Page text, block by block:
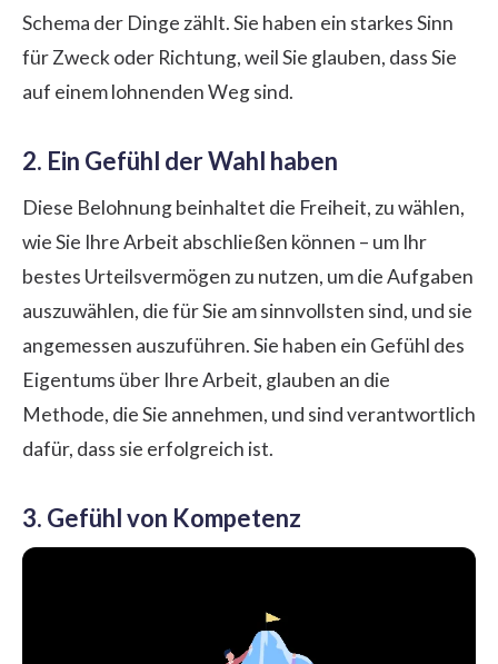
Schema der Dinge zählt. Sie haben ein starkes Sinn
für Zweck oder Richtung, weil Sie glauben, dass Sie
auf einem lohnenden Weg sind.
2. Ein Gefühl der Wahl haben
Diese Belohnung beinhaltet die Freiheit, zu wählen,
wie Sie Ihre Arbeit abschließen können – um Ihr
bestes Urteilsvermögen zu nutzen, um die Aufgaben
auszuwählen, die für Sie am sinnvollsten sind, und sie
angemessen auszuführen. Sie haben ein Gefühl des
Eigentums über Ihre Arbeit, glauben an die
Methode, die Sie annehmen, und sind verantwortlich
dafür, dass sie erfolgreich ist.
3. Gefühl von Kompetenz